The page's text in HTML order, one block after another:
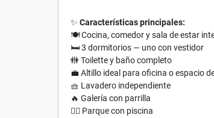
✨ Características principales:
🍽️ Cocina, comedor y sala de estar
🛏️ 3 dormitorios — uno con vestidor
🚻 Toilette y baño completo
💼 Altillo ideal para oficina o espacio
🧺 Lavadero independiente
🔥 Galería con parrilla
🏊‍♀️ Parque con piscina